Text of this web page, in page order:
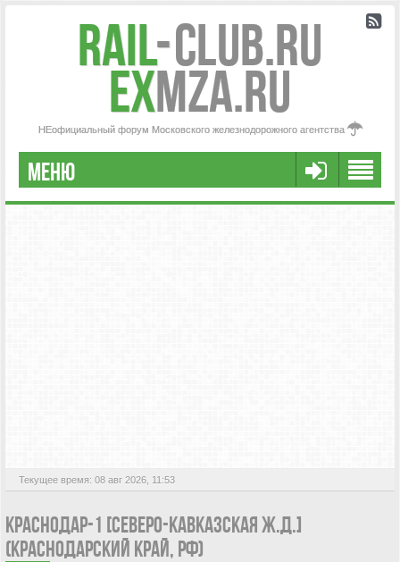
Rail-Club.RU
exMZA.RU
НЕофициальный форум Московского железнодорожного агентства
МЕНЮ
РЕГИСТРАЦИЯ
Текущее время: 08 авг 2026, 11:53
КРАСНОДАР-1 [СЕВЕРО-КАВКАЗСКАЯ Ж.Д.]
(КРАСНОДАРСКИЙ КРАЙ, РФ)